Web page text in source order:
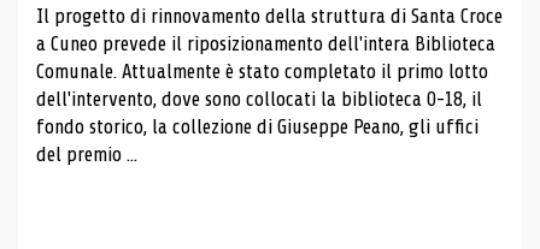
Il progetto di rinnovamento della struttura di Santa Croce
a Cuneo prevede il riposizionamento dell'intera Biblioteca
Comunale. Attualmente è stato completato il primo lotto
dell'intervento, dove sono collocati la biblioteca 0-18, il
fondo storico, la collezione di Giuseppe Peano, gli uffici
del premio ...